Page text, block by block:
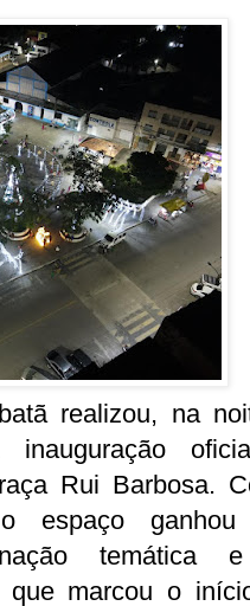
realizou, na
Rui Barbosa.
espaço ganhou
temática
que marcou o